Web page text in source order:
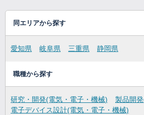
同エリアから探す
愛知県 岐阜県 三重県 静岡県
職種から探す
研究・開発(電気・電子・機械)
製品開
電子デバイス設計(電気・電子・機械)